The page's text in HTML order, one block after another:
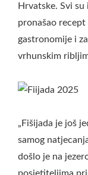
Hrvatske. Svi
pronašao
gastronomije i
vrhunskim
„Fišijada je još
samog
došlo je na